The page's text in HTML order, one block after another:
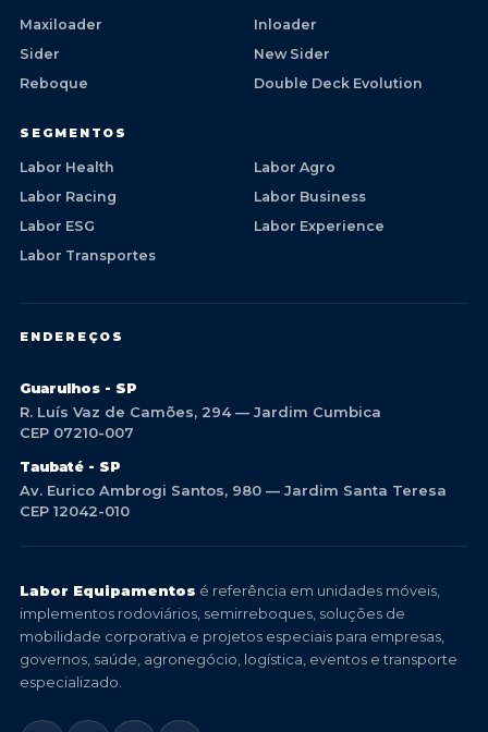
Maxiloader
Inloader
Sider
New Sider
Reboque
Double Deck Evolution
SEGMENTOS
Labor Health
Labor Agro
Labor Racing
Labor Business
Labor ESG
Labor Experience
Labor Transportes
ENDEREÇOS
Guarulhos - SP
R. Luís Vaz de Camões, 294 — Jardim Cumbica
CEP 07210-007
Taubaté - SP
Av. Eurico Ambrogi Santos, 980 — Jardim Santa Teresa
CEP 12042-010
Labor Equipamentos é referência em unidades móveis,
implementos rodoviários, semirreboques, soluções de
mobilidade corporativa e projetos especiais para empresas,
governos, saúde, agronegócio, logística, eventos e transporte
especializado.